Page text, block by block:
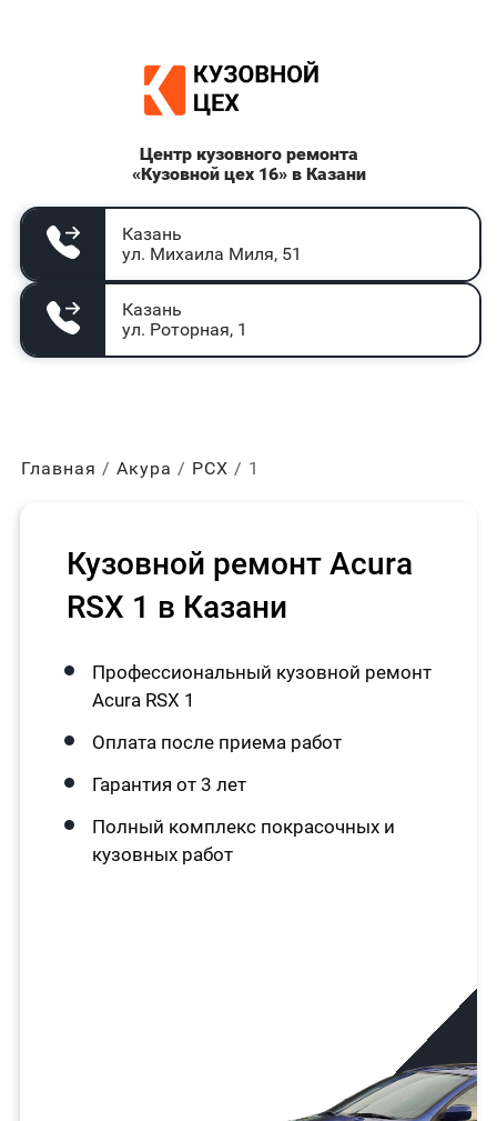
Центр кузовного ремонта
«Кузовной цех 16» в Казани
Казань
ул. Михаила Миля, 51
Казань
ул. Роторная, 1
Главная Акура РСХ 1
Кузовной ремонт Acura
RSX 1 в Казани
Профессиональный кузовной ремонт
Acura RSX 1
Оплата после приема работ
Гарантия от 3 лет
Полный комплекс покрасочных и
кузовных работ